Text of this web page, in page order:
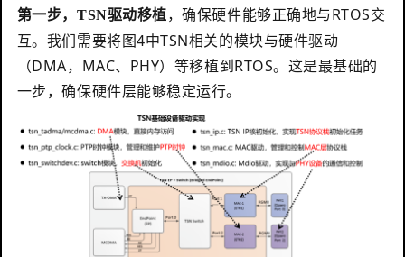
第一步， TSN驱动移植，确保硬件能够正确地与RTOS交
互。我们需要将图4中TSN相关的模块与硬件驱动
（DMA，MAC、PHY）等移植到RTOS。这是最基础的
一步，确保硬件层能够稳定运行。